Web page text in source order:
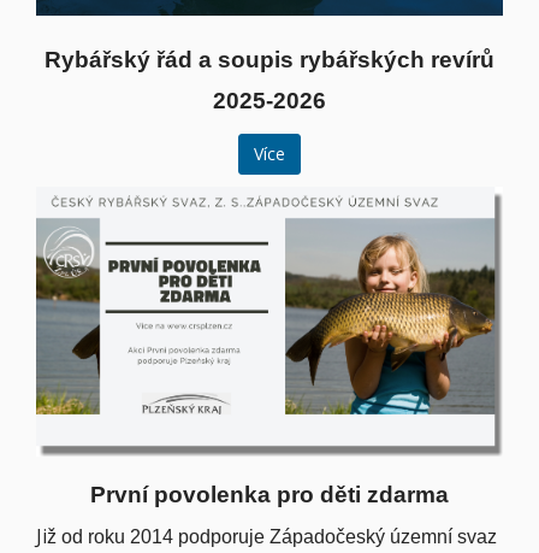
Rybářský řád a soupis rybářských revírů
2025-2026
Více
První povolenka pro děti zdarma
Již od roku 2014 podporuje Západočeský územní svaz